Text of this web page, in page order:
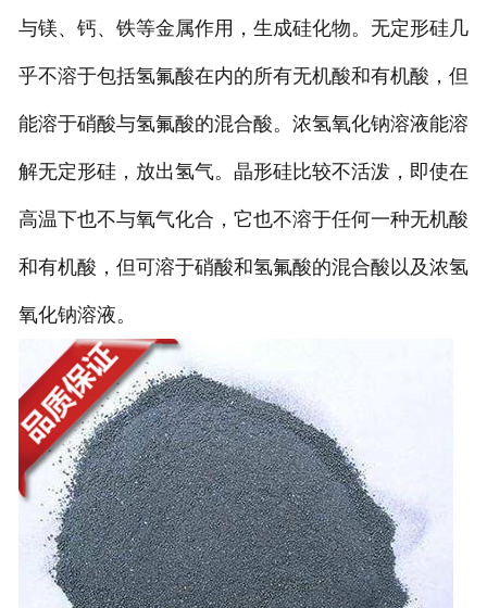
与镁、钙、铁等金属作用，生成硅化物。无定形硅几
乎不溶于包括氢氟酸在内的所有无机酸和有机酸，但
能溶于硝酸与氢氟酸的混合酸。浓氢氧化钠溶液能溶
解无定形硅，放出氢气。晶形硅比较不活泼，即使在
高温下也不与氧气化合，它也不溶于任何一种无机酸
和有机酸，但可溶于硝酸和氢氟酸的混合酸以及浓氢
氧化钠溶液。